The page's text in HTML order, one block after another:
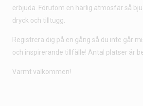
erbjuda. Förutom en härlig atmosfär så
dryck och tilltugg.
Registrera dig på en gång så du inte går
och inspirerande tillfälle! Antal platser är
Varmt välkommen!